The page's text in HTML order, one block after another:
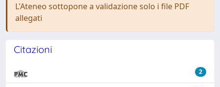
L'Ateneo sottopone a validazione solo i file PDF
allegati
Citazioni
2